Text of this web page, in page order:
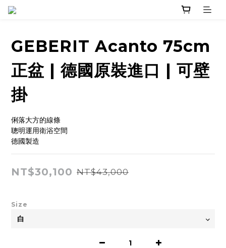
GEBERIT Acanto 75cm
正盆 | 德國原裝進口 | 可壁
掛
俐落大方的線條
聰明運用衛浴空間
德國製造
NT$30,100 NT$43,000
Size